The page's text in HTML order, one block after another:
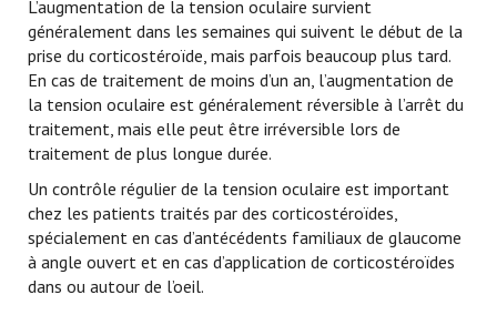
L’augmentation de la tension oculaire survient
généralement dans les semaines qui suivent le début de la
prise du corticostéroïde, mais parfois beaucoup plus tard.
En cas de traitement de moins d’un an, l’augmentation de
la tension oculaire est généralement réversible à l’arrêt du
traitement, mais elle peut être irréversible lors de
traitement de plus longue durée.
Un contrôle régulier de la tension oculaire est important
chez les patients traités par des corticostéroïdes,
spécialement en cas d’antécédents familiaux de glaucome
à angle ouvert et en cas d’application de corticostéroïdes
dans ou autour de l’oeil.